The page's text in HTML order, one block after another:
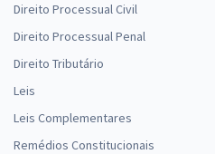
Direito Processual Civil
Direito Processual Penal
Direito Tributário
Leis
Leis Complementares
Remédios Constitucionais